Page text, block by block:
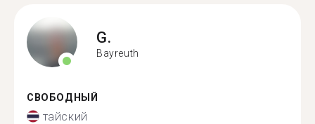
G.
Bayreuth
СВОБОДНЫЙ
тайский